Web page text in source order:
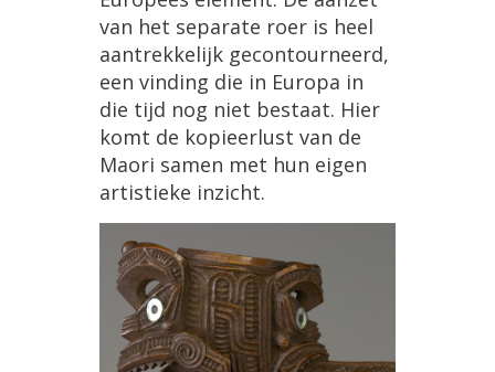
van het separate roer is heel
aantrekkelijk gecontourneerd,
een vinding die in Europa in
die tijd nog niet bestaat. Hier
komt de kopieerlust van de
Maori samen met hun eigen
artistieke inzicht.